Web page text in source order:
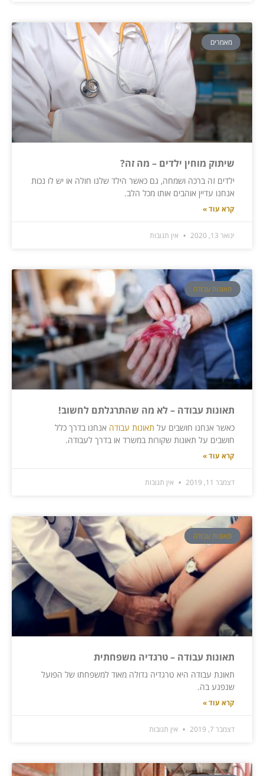
מאמרים
שיתוק מוחין ילדים – מה זה?
ילדים זה ברכה ושמחה, גם כאשר הילד שלנו חולה או יש לו נכות
אנחנו עדיין אוהבים אותו מכל הלב.
קרא עוד »
ינואר 13, 2020 אין תגובות
תאונות עבודה
תאונות עבודה – לא מה שהתרגלתם לחשוב!
כאשר אנחנו חושבים על תאונות עבודה אנחנו בדרך כלל
חושבים על תאונות שקורות במשרד או בדרך לעבודה.
קרא עוד »
דצמבר 11, 2019 אין תגובות
תאונות עבודה
תאונות עבודה – טרגדיה משפחתית
תאונת עבודה היא טרגדיה גדולה מאוד למשפחתו של הפועל
שנפגע בה.
קרא עוד »
דצמבר 7, 2019 אין תגובות